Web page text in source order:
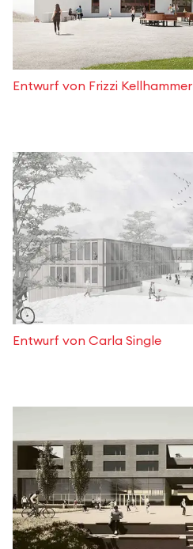
Entwurf von Frizzi Kellhammer
Entwurf von Carla Single